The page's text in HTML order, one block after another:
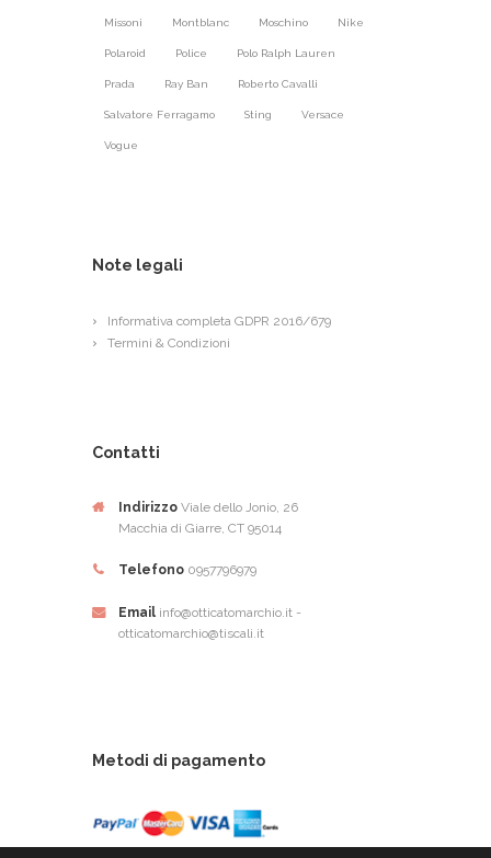
Missoni Montblanc Moschino Nike
Polaroid Police Polo Ralph Lauren
Prada Ray Ban Roberto Cavalli
Salvatore Ferragamo Sting Versace
Vogue
Note legali
Informativa completa GDPR 2016/679
Termini & Condizioni
Contatti
Indirizzo Viale dello Jonio, 26
Macchia di Giarre, CT 95014
Telefono 0957796979
Email info@otticatomarchio.it -
otticatomarchio@tiscali.it
Metodi di pagamento